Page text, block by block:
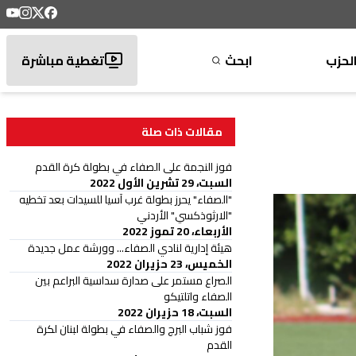
الحزب ابحث تغطية مباشرة
مقالات ذات صلة
فوز النجمة على الصفاء في بطولة كرة القدم
السبت، 29 تشرين الأول 2022
"الصفاء" يحرز بطولة غرب آسيا للسيدات بعد تخطيه
"الارثوذكسي" الأردني
الأربعاء، 20 تموز 2022
هيئة إدارية لنادي الصفاء... وورشة عمل جديدة
الخميس، 23 حزيران 2022
الصراع مستمر على صدارة سداسية البراعم بين
الصفاء واتلتيكو
السبت، 18 حزيران 2022
فوز شباب البرج والصفاء في بطولة لبنان لكرة
القدم